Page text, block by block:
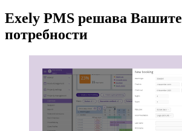
Exely PMS решава Вашите
потребности